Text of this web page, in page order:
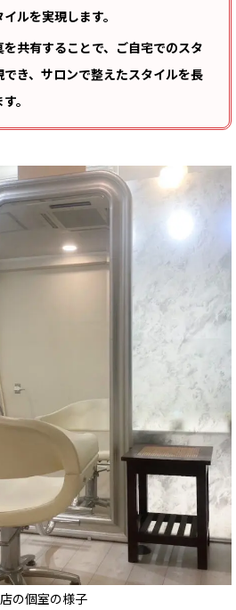
ルを実現します。
共有することで、ご自宅でのスタ
き、サロンで整えたスタイルを長
。
の個室の様子